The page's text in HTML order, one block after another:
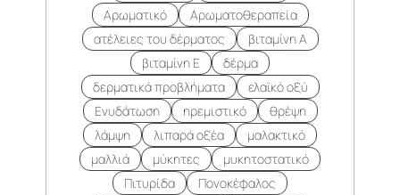
Αρωματικό
Αρωματοθεραπεία
ατέλειες του δέρματος
βιταμίνη Α
βιταμίνη Ε
δέρμα
δερματικά προβλήματα
ελαϊκό οξύ
Ενυδάτωση
ηρεμιστικό
θρέψη
λάμψη
λιπαρά οξέα
μαλακτικό
μαλλιά
μύκητες
μυκητοστατικό
Πιτυρίδα
Πονοκέφαλος